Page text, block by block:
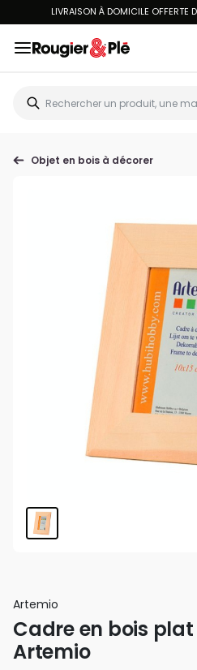
LIVRAISON À DOMICILE OFFERTE
Objet en bois à décorer
Artemio
Cadre en bois plat
Artemio